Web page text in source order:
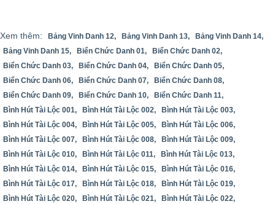
Xem thêm: Bảng Vinh Danh 12, Bảng Vinh Danh 13,
Bảng Vinh Danh 14,
Bảng Vinh Danh 15,
Biển Chức Danh 01,
Biển Chức Danh 02,
Biển Chức Danh 03,
Biển Chức Danh 04,
Biển Chức Danh 05,
Biển Chức Danh 06,
Biển Chức Danh 07,
Biển Chức Danh 08,
Biển Chức Danh 09,
Biển Chức Danh 10,
Biển Chức Danh 11,
Bình Hút Tài Lộc 001,
Bình Hút Tài Lộc 002,
Bình Hút Tài Lộc 003,
Bình Hút Tài Lộc 004,
Bình Hút Tài Lộc 005,
Bình Hút Tài Lộc 006,
Bình Hút Tài Lộc 007,
Bình Hút Tài Lộc 008,
Bình Hút Tài Lộc 009,
Bình Hút Tài Lộc 010,
Bình Hút Tài Lộc 011,
Bình Hút Tài Lộc 013,
Bình Hút Tài Lộc 014,
Bình Hút Tài Lộc 015,
Bình Hút Tài Lộc 016,
Bình Hút Tài Lộc 017,
Bình Hút Tài Lộc 018,
Bình Hút Tài Lộc 019,
Bình Hút Tài Lộc 020,
Bình Hút Tài Lộc 021,
Bình Hút Tài Lộc 022,